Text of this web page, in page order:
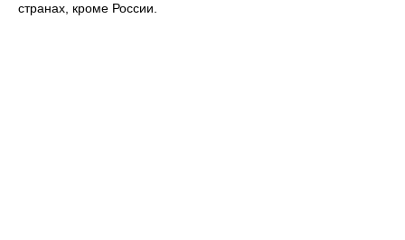
странах, кроме России.